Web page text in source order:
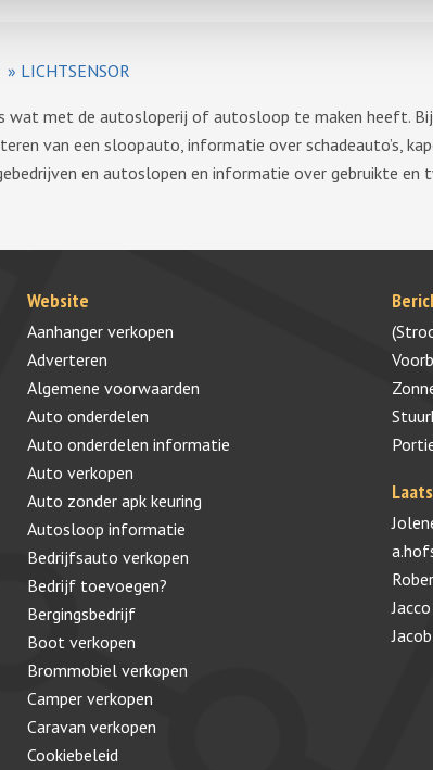
» LICHTSENSOR
wat met de autosloperij of autosloop te maken heeft.
van een sloopauto, informatie over schadeauto’s,
en autoslopen en informatie over gebruikte en
Website
Aanhanger verkopen
Adverteren
Algemene voorwaarden
Auto onderdelen
Auto onderdelen informatie
Auto verkopen
Auto zonder apk keuring
Autosloop informatie
Bedrijfsauto verkopen
Bedrijf toevoegen?
Bergingsbedrijf
Boot verkopen
Brommobiel verkopen
Camper verkopen
Caravan verkopen
Cookiebeleid
Jacob